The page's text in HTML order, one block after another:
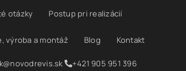
otázky Postup pri realizácií
výroba a montáž Blog Kontakt
+421 905 951 396